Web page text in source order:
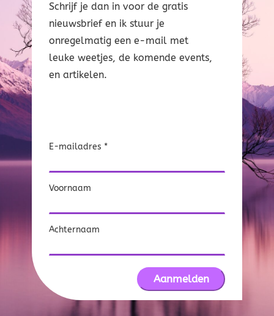
Schrijf je dan in voor de gratis
nieuwsbrief en ik stuur je
onregelmatig een e-mail met
leuke weetjes, de komende events,
en artikelen.
E-mailadres *
Voornaam
Achternaam